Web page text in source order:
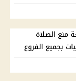
الصلاة
بجميع الفروع